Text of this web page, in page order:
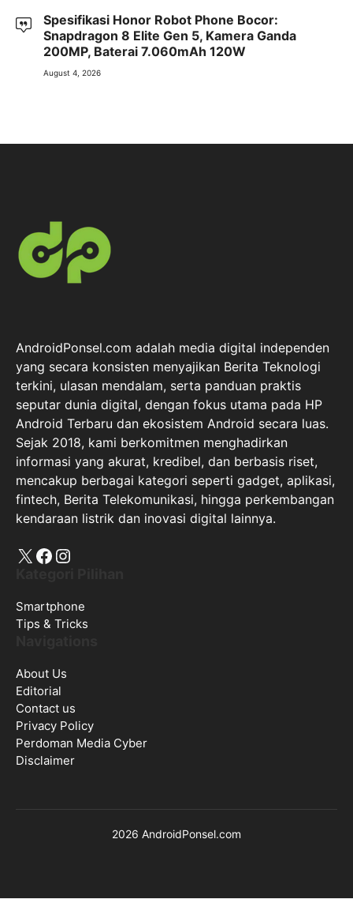
Spesifikasi Honor Robot Phone Bocor:
Snapdragon 8 Elite Gen 5, Kamera Ganda
200MP, Baterai 7.060mAh 120W
August 4, 2026
AndroidPonsel.com adalah media digital independen
yang secara konsisten menyajikan Berita Teknologi
terkini, ulasan mendalam, serta panduan praktis
seputar dunia digital, dengan fokus utama pada HP
Android Terbaru dan ekosistem Android secara luas.
Sejak 2018, kami berkomitmen menghadirkan
informasi yang akurat, kredibel, dan berbasis riset,
mencakup berbagai kategori seperti gadget, aplikasi,
fintech, Berita Telekomunikasi, hingga perkembangan
kendaraan listrik dan inovasi digital lainnya.
X Facebook
Instagram
Smartphone
Tips & Tricks
About Us
Editorial
Contact us
Privacy Policy
Perdoman Media Cyber
Disclaimer
2026 AndroidPonsel.com